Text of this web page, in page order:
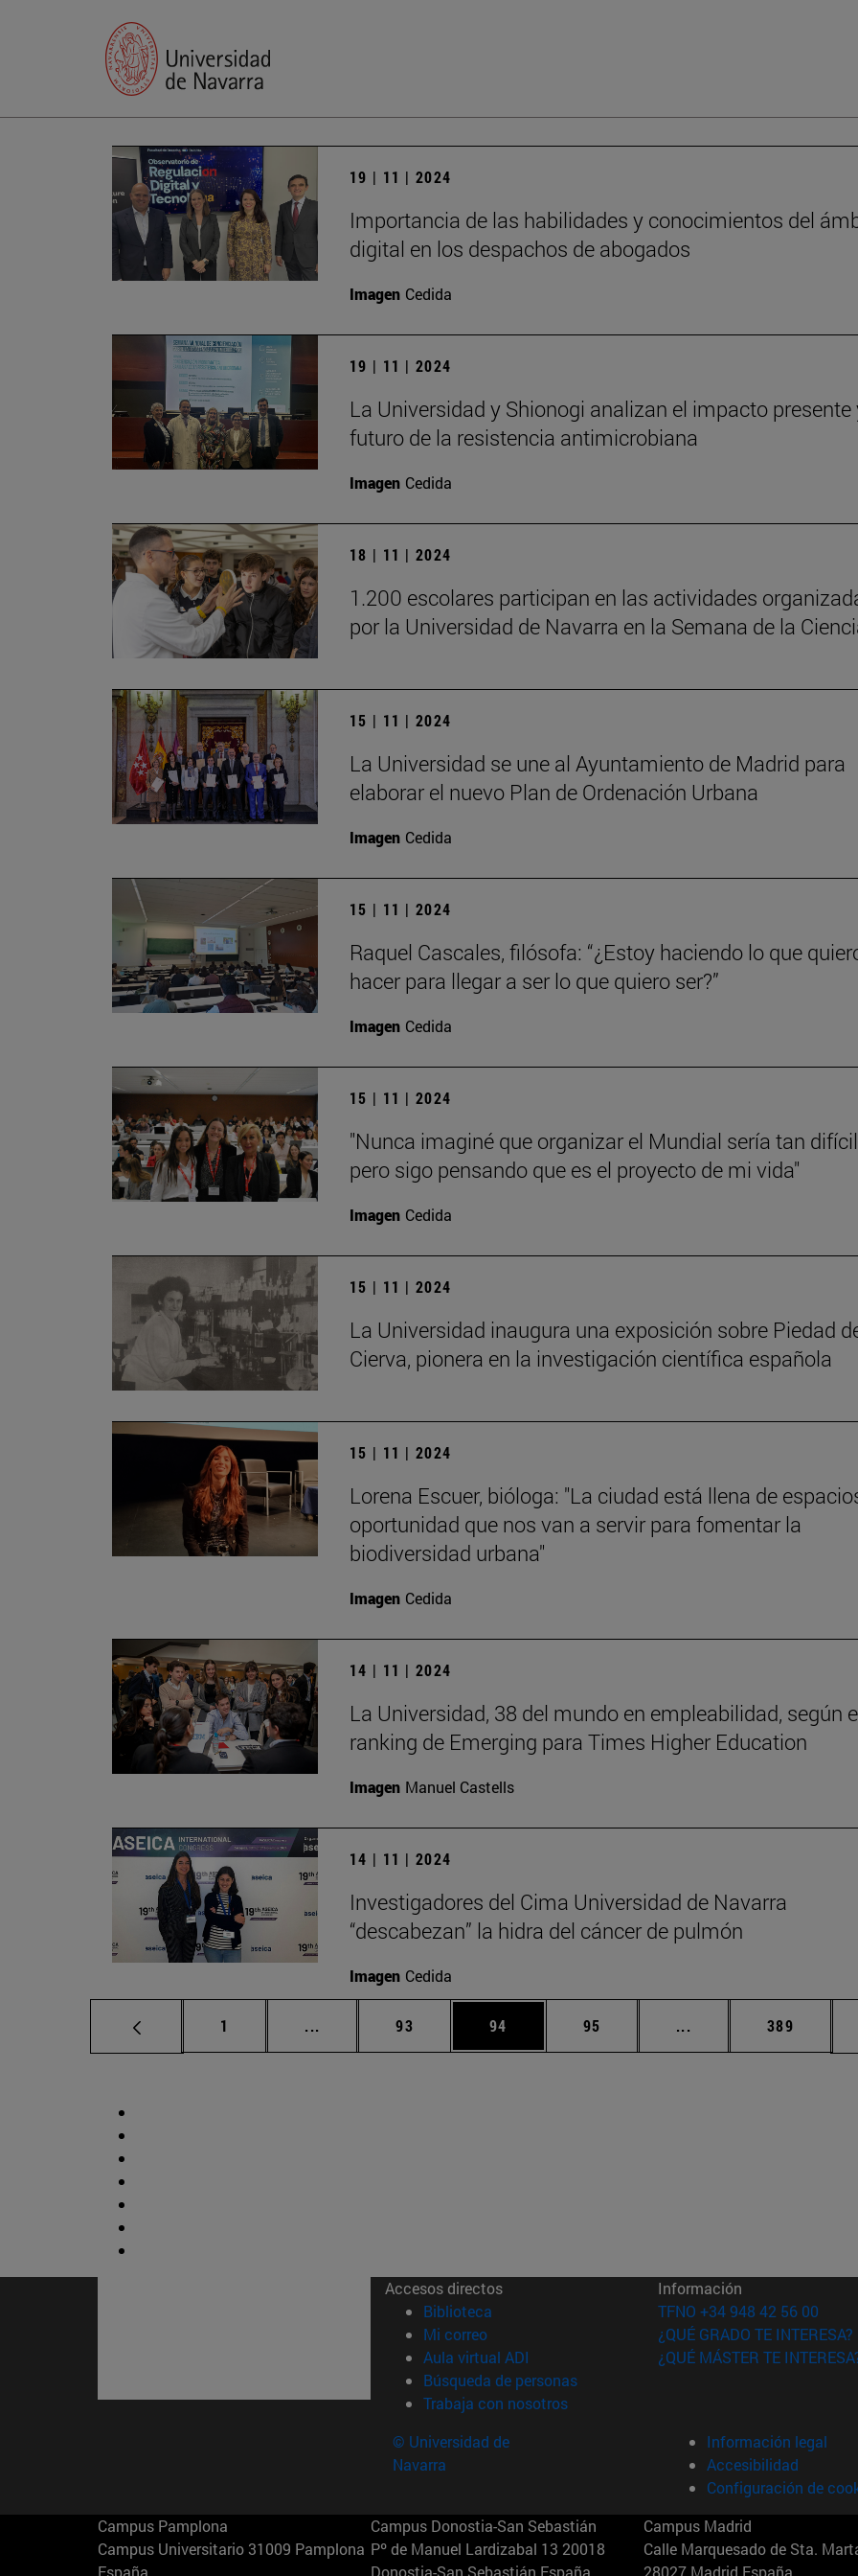
19 | 11 | 2024
Importancia de las habilidades y conocimientos del
digital en los despachos de abogados
Imagen Cedida
19 | 11 | 2024
La Universidad y Shionogi analizan el impacto presente
futuro de la resistencia antimicrobiana
Imagen Cedida
18 | 11 | 2024
1.200 escolares participan en las actividades
por la Universidad de Navarra en la Semana de la
15 | 11 | 2024
La Universidad se une al Ayuntamiento de Madrid para
elaborar el nuevo Plan de Ordenación Urbana
Imagen Cedida
15 | 11 | 2024
Raquel Cascales, filósofa: “¿Estoy haciendo lo que
hacer para llegar a ser lo que quiero ser?”
Imagen Cedida
15 | 11 | 2024
"Nunca imaginé que organizar el Mundial sería tan
pero sigo pensando que es el proyecto de mi vida"
Imagen Cedida
15 | 11 | 2024
La Universidad inaugura una exposición sobre Piedad
Cierva, pionera en la investigación científica española
15 | 11 | 2024
Lorena Escuer, bióloga: "La ciudad está llena de
oportunidad que nos van a servir para fomentar la
biodiversidad urbana"
Imagen Cedida
14 | 11 | 2024
La Universidad, 38 del mundo en empleabilidad, según
ranking de Emerging para Times Higher Education
Imagen Manuel Castells
14 | 11 | 2024
Investigadores del Cima Universidad de Navarra
“descabezan” la hidra del cáncer de pulmón
Imagen Cedida
Página
1 ... Páginas intermedias Use TAB para desplazarse.
Página
93 Página
94 Página
95 ... Páginas intermedias
Página
389
Accesos directos
Biblioteca (abre en nueva ventana)
Mi correo(abre en nueva ventana)
Aula virtual ADI (abre en nueva ventana)
Búsqueda de personas(abre en nueva ventana)
Trabaja con nosotros(abre en nueva ventana)
Información
TFNO +34 948 42 56 00
¿QUÉ GRADO TE INTERESA?
¿QUÉ MÁSTER TE
© Universidad de
Navarra
Información legal
Accesibilidad
Configuración de
Campus Pamplona
Campus Universitario 31009 Pamplona
España
Campus Donostia-San Sebastián
Pº de Manuel Lardizabal 13 20018
Donostia-San Sebastián España
Campus Madrid
Calle Marquesado de Sta.
28027 Madrid España